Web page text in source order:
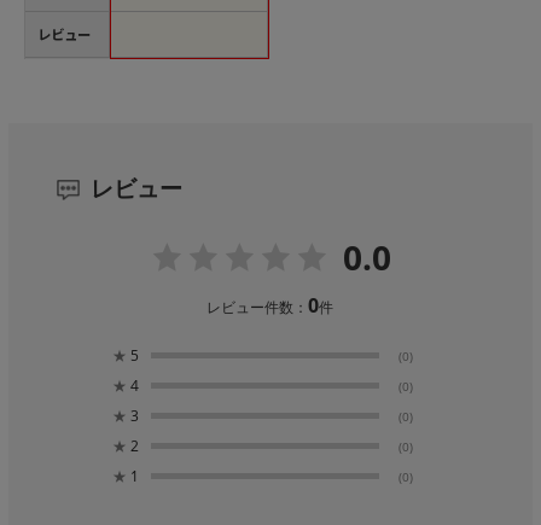
レビュー
レビュー
0.0
レビュー件数：0件
★ 5 (0)
★ 4 (0)
★ 3 (0)
★ 2 (0)
★ 1 (0)